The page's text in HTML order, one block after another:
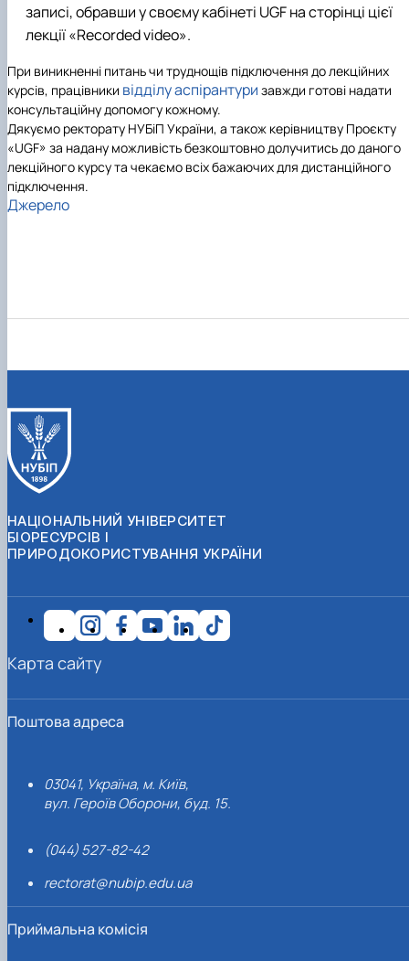
записі, обравши у своєму кабінеті UGF на сторінці цієї
лекції «Recorded video».
При виникненні питань чи труднощів підключення до лекційних
курсів, працівники відділу аспірантури завжди готові надати
консультаційну допомогу кожному.
Дякуємо ректорату НУБіП України, а також керівництву Проєкту
«UGF» за надану можливість безкоштовно долучитись до даного
лекційного курсу та чекаємо всіх бажаючих для дистанційного
підключення.
Джерело
НАЦІОНАЛЬНИЙ УНІВЕРСИТЕТ
БІОРЕСУРСІВ І
ПРИРОДОКОРИСТУВАННЯ УКРАЇНИ
Поштова адреса
03041, Україна, м. Київ,
вул. Героїв Оборони, буд. 15.
(044) 527-82-42
rectorat@nubip.edu.ua
Приймальна комісія
Карта сайту